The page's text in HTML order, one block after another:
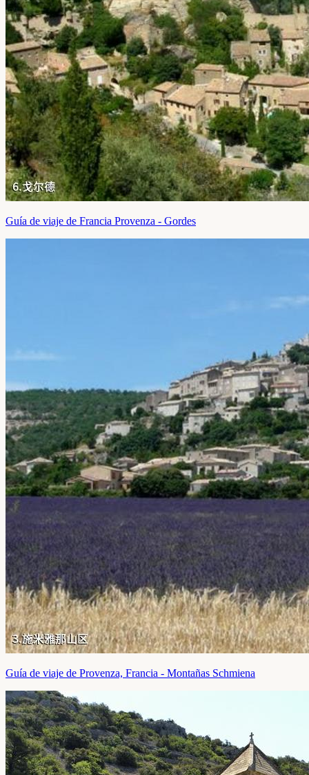
Guía de viaje de Francia Provenza - Gordes
Guía de viaje de Provenza, Francia - Montañas Schmiena